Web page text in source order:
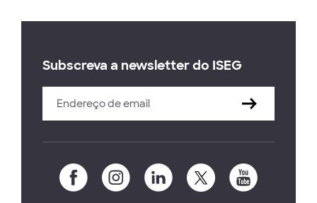
Subscreva a newsletter do ISEG